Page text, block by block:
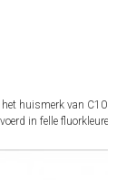
huismerk van
in felle fluorkleuren